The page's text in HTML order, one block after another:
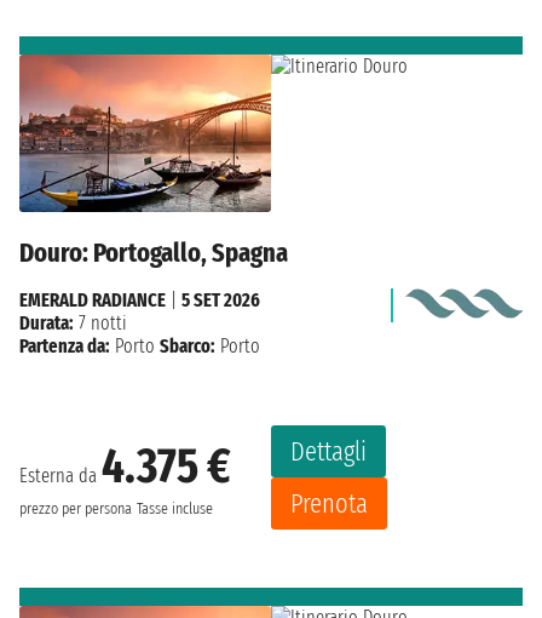
Douro: Portogallo, Spagna
Esterna da 4.375 €
prezzo per persona Tasse incluse
Dettagli
Prenota
EMERALD RADIANCE
5 SET 2026
Durata: 7 notti
Partenza da: Porto Sbarco: Porto